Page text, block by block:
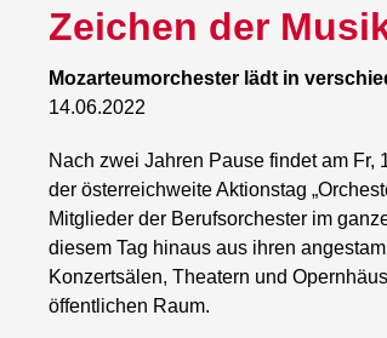
Zeichen der
Mozarteumorchester lädt in
14.06.2022
Nach zwei Jahren Pause findet am Fr,
der österreichweite Aktionstag
Mitglieder der Berufsorchester im
diesem Tag hinaus aus ihren
Konzertsälen, Theatern und
öffentlichen Raum.